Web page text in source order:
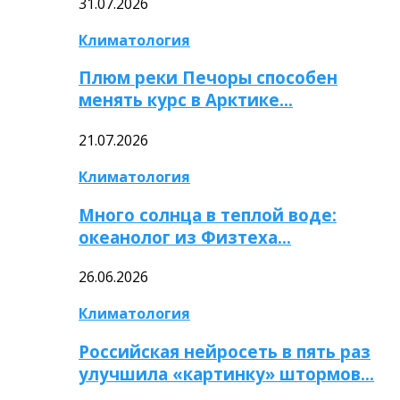
Климатология
Плюм реки Печоры способен
менять курс в Арктике…
21.07.2026
Климатология
Много солнца в теплой воде:
океанолог из Физтеха…
26.06.2026
Климатология
Российская нейросеть в пять раз
улучшила «картинку» штормов…